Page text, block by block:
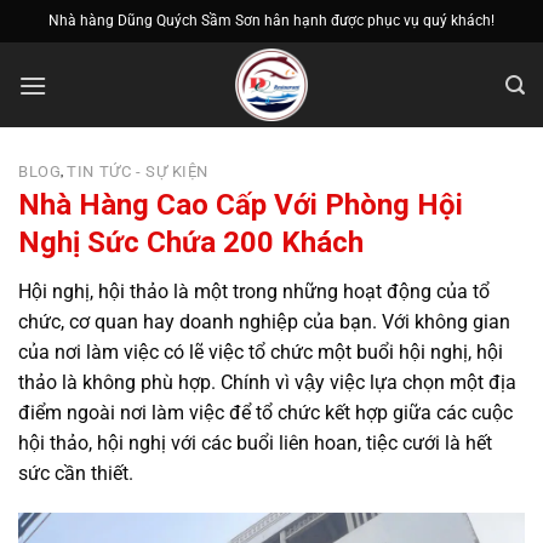
qua
nội
Nhà hàng Dũng Quých Sầm Sơn hân hạnh được phục vụ quý khách!
BLOG,TIN TỨC - SỰ KIỆN
Nhà Hàng Cao Cấp Với Phòng Hội
Nghị Sức Chứa 200 Khách
Hội nghị, hội thảo là một trong những hoạt động của tổ
chức, cơ quan hay doanh nghiệp của bạn. Với không gian
của nơi làm việc có lẽ việc tổ chức một buổi hội nghị, hội
thảo là không phù hợp. Chính vì vậy việc lựa chọn một địa
điểm ngoài nơi làm việc để tổ chức kết hợp giữa các cuộc
hội thảo, hội nghị với các buổi liên hoan, tiệc cưới là hết
sức cần thiết.